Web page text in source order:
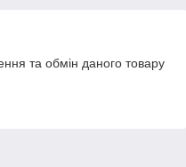
та обмін даного товару